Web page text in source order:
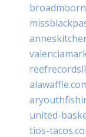
united-
tios-